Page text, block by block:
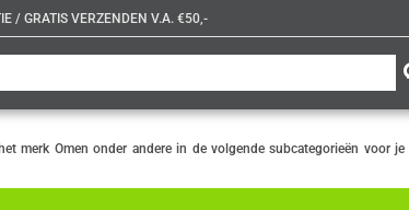
/ GRATIS VERZENDEN V.A. €50,-
merk Omen onder andere in de volgende subcategorieën voor